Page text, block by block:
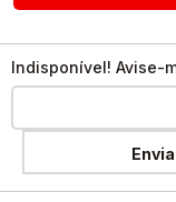
Indisponível! Avise-